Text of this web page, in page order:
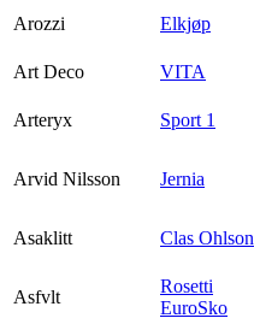
Arozzi
Elkjøp
Art Deco
VITA
Arteryx
Sport 1
Arvid Nilsson Jernia
Asaklitt
Clas Ohlson
Asfvlt
Rosetti
EuroSko